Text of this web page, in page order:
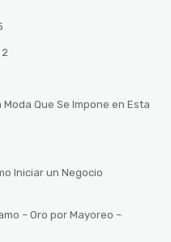
2
Que Se Impone en Esta
Iniciar un Negocio
– Oro por Mayoreo –